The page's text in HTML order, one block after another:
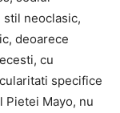
neoclasic,
deoarece
cu
specifice
Pietei Mayo, nu